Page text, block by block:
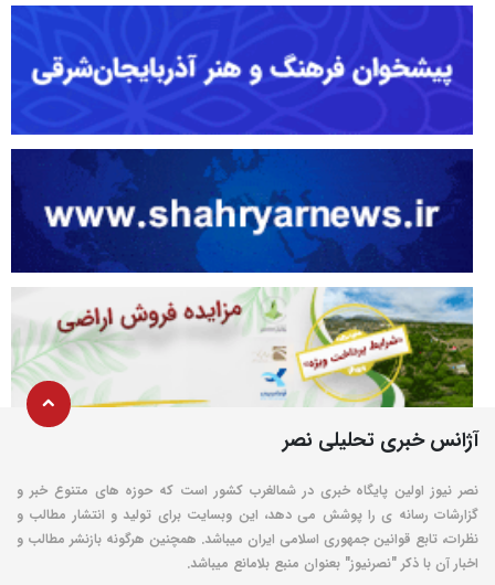
آژانس خبری تحلیلی نصر
نصر نیوز اولین پایگاه خبری در شمالغرب کشور است که حوزه های متنوع خبر و
گزارشات رسانه ی را پوشش می دهد، این وبسایت برای تولید و انتشار مطالب و
نظرات، تابع قوانین جمهوری اسلامی ایران میباشد. همچنین هرگونه بازنشر مطالب و
اخبار آن با ذکر "نصرنیوز" بعنوان منبع بلامانع میباشد.